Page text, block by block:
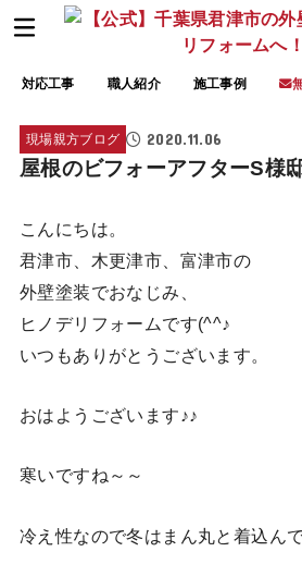
対応工事 職人紹介 施工事例
現場親方ブログ 2020.11.06
屋根のビフォーアフターS様
こんにちは。
君津市、木更津市、富津市の
外壁塗装でおなじみ、
ヒノデリフォームです(^^♪
いつもありがとうございます。
おはようございます♪♪
寒いですね～～
冷え性なので冬はまん丸と着込ん